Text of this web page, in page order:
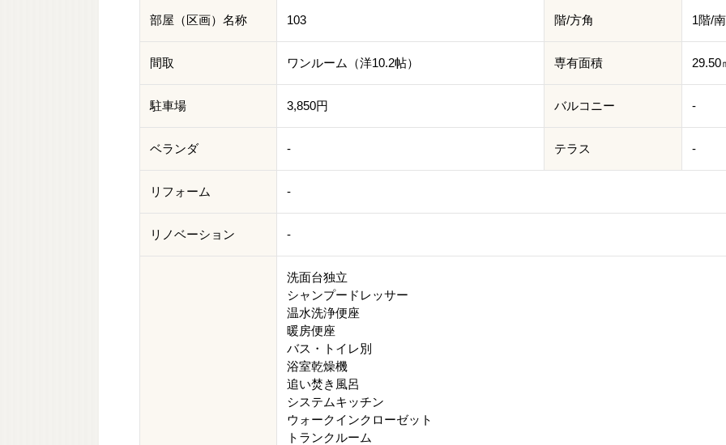
部屋（区画）名称 103 階/方角 1階/
間取 ワンルーム（洋10.2帖） 専有面積 29.50
駐車場 3,850円 バルコニー -
ベランダ - テラス -
リフォーム -
リノベーション -
洗面台独立
シャンプードレッサー
温水洗浄便座
暖房便座
バス・トイレ別
浴室乾燥機
追い焚き風呂
システムキッチン
ウォークインクローゼット
トランクルーム